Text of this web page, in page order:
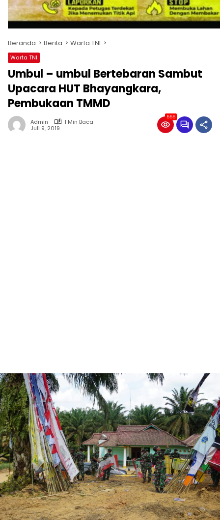
Beranda Berita Warta TNI
Warta TNI
Umbul – umbul Bertebaran Sambut
Upacara HUT Bhayangkara,
Pembukaan TMMD
Admin
1 Min Baca
Juli 9, 2019
555